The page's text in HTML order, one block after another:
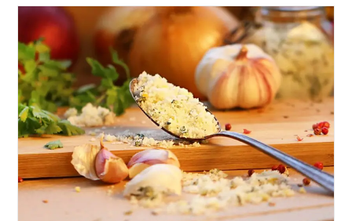
Ou
Sal
Temperado